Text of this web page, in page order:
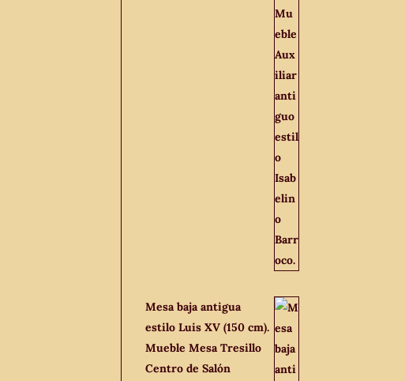
Mesa baja antigua
estilo Luis XV (150 cm).
Mueble Mesa Tresillo
Centro de Salón